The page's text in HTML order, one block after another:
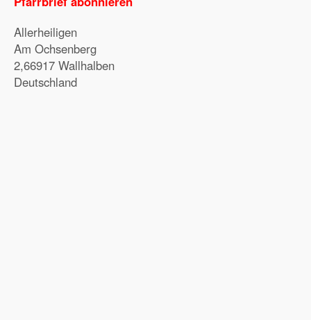
Allerheiligen
Am Ochsenberg
2,66917 Wallhalben
Deutschland